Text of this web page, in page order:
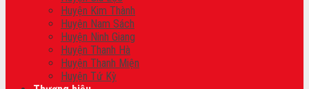
Huyện Kim Thành
Huyện Nam Sách
Huyện Ninh Giang
Huyện Thanh Hà
Huyện Thanh Miện
Huyện Tứ Kỳ